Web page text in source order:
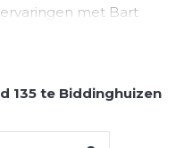
met Bart
135 te Biddinghuizen